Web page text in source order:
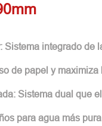
Sistema integrado de
de papel y maximiza
Sistema dual que
para agua más